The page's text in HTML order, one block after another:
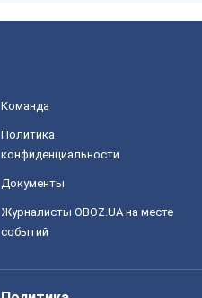
Команда
Политика
конфиденциальности
Документы
Журналисты OBOZ.UA на месте
событий